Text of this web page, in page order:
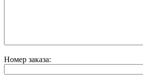
Номер заказа: